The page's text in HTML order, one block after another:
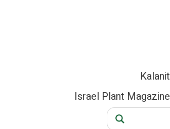
Kalanit
Israel Plant Magazine